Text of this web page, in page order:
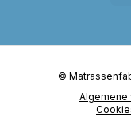
Algemene
©